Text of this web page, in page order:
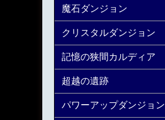
魔石ダンジョン
クリスタルダンジョン
記憶の狭間カルディア
超越の遺跡
パワーアップダンジョン